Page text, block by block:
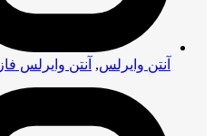
آنتن وایرلس, آنتن وایرلس فاز